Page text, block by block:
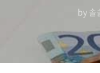
by 솔